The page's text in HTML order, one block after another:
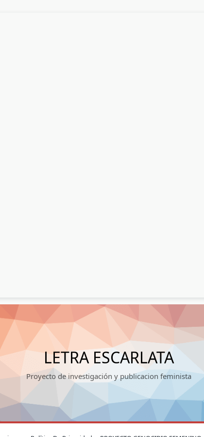
LETRA ESCARLATA
Proyecto de investigación y publicacion feminista